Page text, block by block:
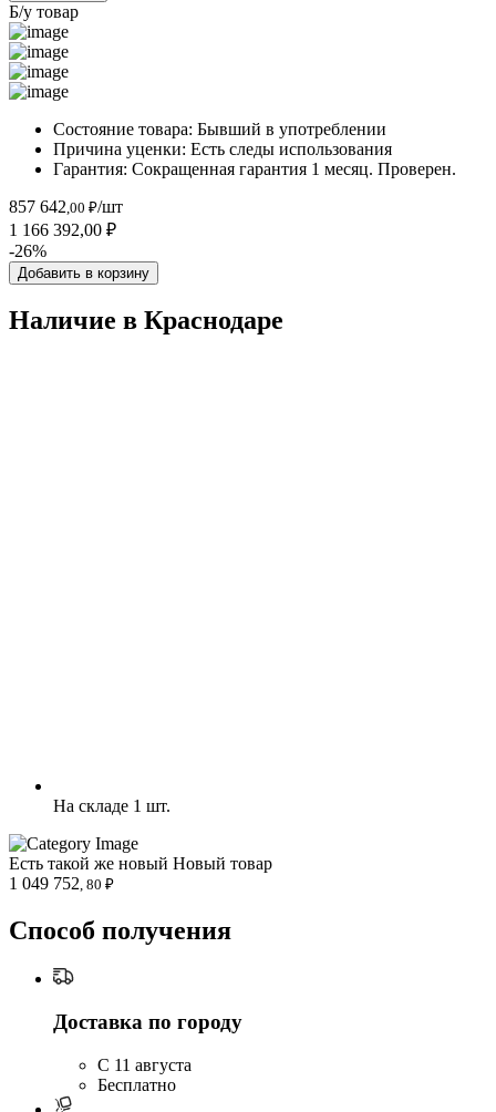
Б/у товар
Состояние товара: Бывший в употреблении
Причина уценки: Есть следы использования
Гарантия: Сокращенная гарантия 1 месяц. Проверен.
857 642 ,00 ₽/шт
1 166 392,00 ₽
-26%
Добавить в корзину
Наличие в Краснодарe
На складе 1 шт.
Есть такой же новый Новый товар
1 049 752, 80 ₽
Способ получения
Доставка по городу
C 11 августа
Бесплатно